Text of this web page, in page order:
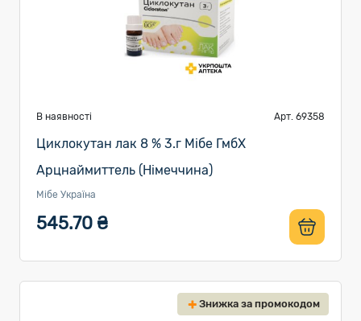
В наявності Арт. 69358
Циклокутан лак 8 % 3.г Мібе ГмбХ
Арцнаймиттель (Німеччина)
Мібе Україна
545.70 ₴
Знижка за промокодом